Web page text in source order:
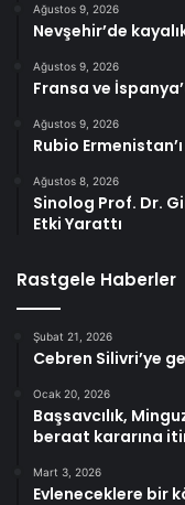
Ağustos 9, 2026
Nevşehir’de
Ağustos 9, 2026
Fransa ve
Ağustos 9, 2026
Rubio
Ağustos 8, 2026
Sinolog Prof. Dr.
Etki Yarattı
Rastgele Haberler
Şubat 21, 2026
Cebren Silivri’ye
Ocak 20, 2026
Başsavcılık,
beraat kararına
Mart 3, 2026
Evleneceklere bir